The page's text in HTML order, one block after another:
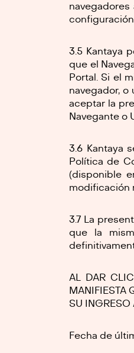
3.5 Kantaya
que el
Portal. Si el
navegador,
aceptar la
Navegante o
3.6 Kantaya
Política de
(disponible
modificación
3.7 La
que la
AL DAR
MANIFIESTA
SU INGRESO
Fecha de